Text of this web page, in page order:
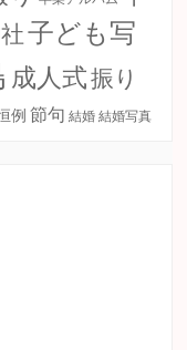
子ども写
成人式振り
例 節句 結婚 結婚写真